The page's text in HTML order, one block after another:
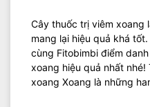
Cây thuốc trị viêm xoang
mang lại hiệu quả khá
cùng Fitobimbi điểm
xoang hiệu quả nhất nhé!
xoang Xoang là những